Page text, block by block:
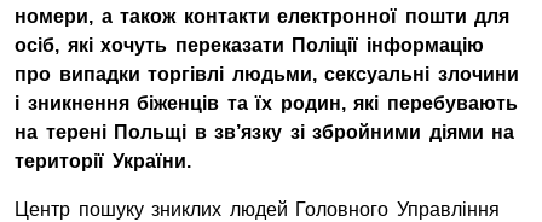
номери, а також контакти електронної пошти для
осіб, які хочуть переказати Поліції інформацію
про випадки торгівлі людьми, сексуальні злочини
і зникнення біженців та їх родин, які перебувають
на терені Польщі в зв’язку зі збройними діями на
території України.
Центр пошуку зниклих людей Головного Управління